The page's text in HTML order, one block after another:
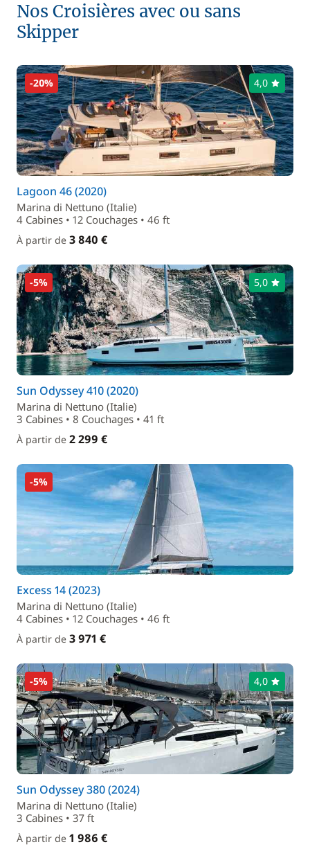
Nos Croisières avec ou sans
Skipper
-20% 4,0
Lagoon 46 (2020)
Marina di Nettuno (Italie)
4 Cabines • 12 Couchages • 46 ft
À partir de 3 840 €
-5% 5,0
Sun Odyssey 410 (2020)
Marina di Nettuno (Italie)
3 Cabines • 8 Couchages • 41 ft
À partir de 2 299 €
-5%
Excess 14 (2023)
Marina di Nettuno (Italie)
4 Cabines • 12 Couchages • 46 ft
À partir de 3 971 €
-5% 4,0
Sun Odyssey 380 (2024)
Marina di Nettuno (Italie)
3 Cabines • 37 ft
À partir de 1 986 €